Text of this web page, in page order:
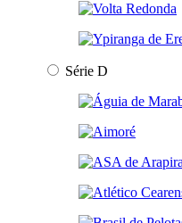
Série D